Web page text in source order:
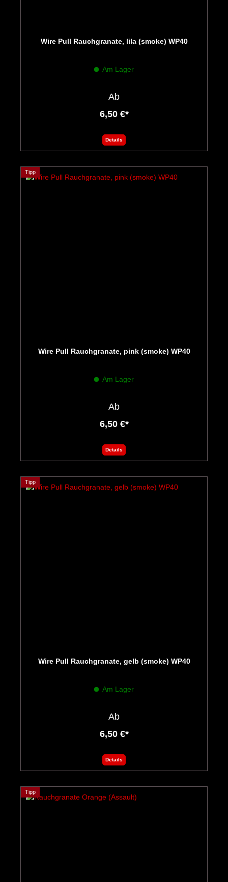
Wire Pull Rauchgranate, lila (smoke) WP40
Am Lager
Ab
6,50 €*
Details
Tipp
Wire Pull Rauchgranate, pink (smoke) WP40
Am Lager
Ab
6,50 €*
Details
Tipp
Wire Pull Rauchgranate, gelb (smoke) WP40
Am Lager
Ab
6,50 €*
Details
Tipp